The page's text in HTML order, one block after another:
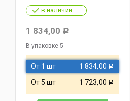
в наличии
1 834,00 Р
В упаковке 5
От 1 шт 1 834,00 Р
От 5 шт 1 723,00 Р